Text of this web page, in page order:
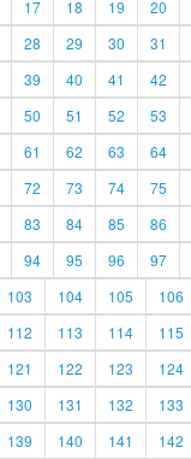
17 18 19 20
28 29 30 31
39 40 41 42
50 51 52 53
61 62 63 64
72 73 74 75
83 84 85 86
94 95 96 97
103 104 105 106
112 113 114 115
121 122 123 124
130 131 132 133
139 140 141 142